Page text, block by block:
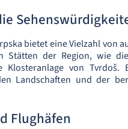
bietet eine Vielzahl von
Stätten der Region, wie
Klosteranlage von
Landschaften und der
Flughäfen